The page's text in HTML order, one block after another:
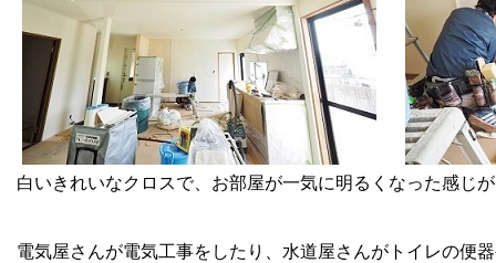
白いきれいなクロスで、お部屋が一気に明るくなった感じ
電気屋さんが電気工事をしたり、水道屋さんがトイレの便